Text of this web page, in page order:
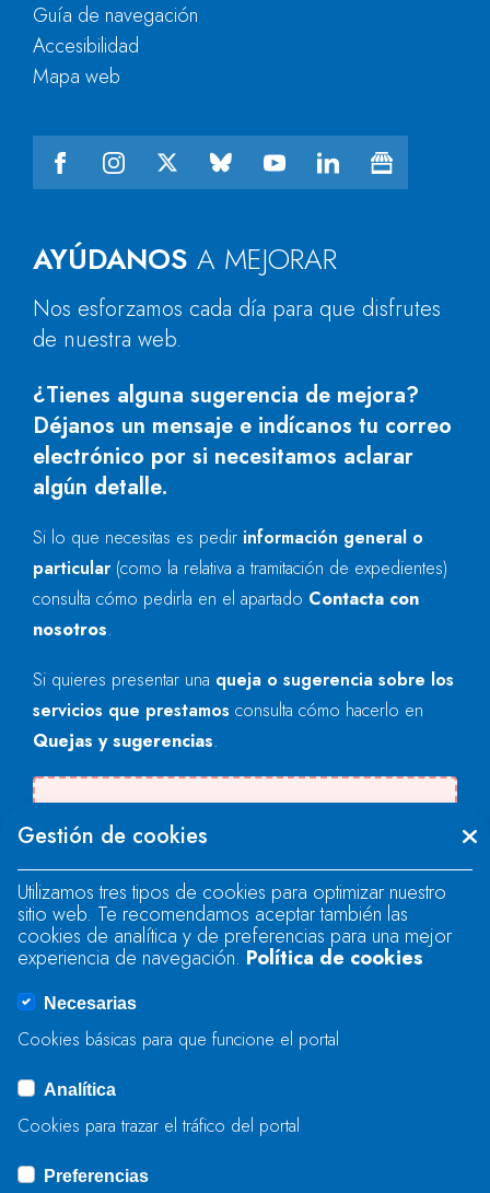
AYÚDANOS A MEJORAR
Nos esforzamos cada día para que disfrutes
de nuestra web.
¿Tienes alguna sugerencia de mejora?
Déjanos un mensaje e indícanos tu correo
electrónico por si necesitamos aclarar
algún detalle.
Si lo que necesitas es pedir información general o
particular (como la relativa a tramitación de expedientes)
consulta cómo pedirla en el apartado Contacta con
nosotros.
Si quieres presentar una queja o sugerencia sobre los
servicios que prestamos consulta cómo hacerlo en
Quejas y sugerencias.
"text".
Se produjo un error al cargar el campo
"text".
Se produjo un error al cargar el campo
ENVIAR
Guía de navegación
Accesibilidad
Mapa web
Gestión de cookies
Utilizamos tres tipos de cookies para optimizar nuestro
sitio web. Te recomendamos aceptar también las
cookies de analítica y de preferencias para una mejor
experiencia de navegación. Política de cookies
Necesarias
Cookies básicas para que funcione el portal
Analítica
Cookies para trazar el tráfico del portal
Preferencias